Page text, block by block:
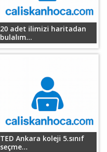
20 adet ilimizi haritadan
bulalım...
TED Ankara koleji 5.sınıf
seçme...